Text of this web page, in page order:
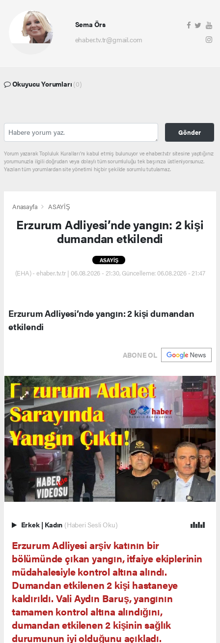
Sema Örs
ehaber.tv.tr@gmail.com
Okuyucu Yorumları (0)
Gönder
Yorum yazarak Topluluk Kuralları’nı kabul etmiş bulunuyor ve ehaber.tv.tr sitesine yaptığınız
yorumunuzla ilgili doğrudan veya dolaylı tüm sorumluluğu tek başınıza üstleniyorsunuz.
Yazılan tüm yorumlardan site yönetimi hiçbir şekilde sorumlu tutulamaz.
Anasayfa ASAYİŞ
Erzurum Adliyesi’nde yangın: 2 kişi
dumandan etkilendi
ASAYİŞ
(EHA) - ehaber.tv.tr | 06.08.2026 - 21:30, Güncelleme: 06.08.2026 - 21:47
Erzurum Adliyesi’nde yangın: 2 kişi dumandan
etkilendi
ABONE OL
Erkek | Kadın (Haberi Sesli Oku)
Erzurum Adliyesi arşiv katının bir
bölümünde çıkan yangın, itfaiye ekiplerinin
müdahalesiyle kontrol altına alındı.
Dumandan etkilenen 2 kişi hastaneye
kaldırıldı. Vali Aydın Baruş, yangının
tamamen kontrol altına alındığını,
dumandan etkilenen 2 kişinin sağlık
durumunun iyi olduğunu açıkladı.